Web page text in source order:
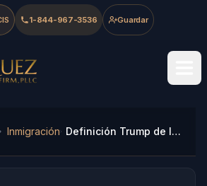
1-844-967-3536 Guardar
Home
Inmigración Definición Trump de lo Americano: Implicaciones para los Dreamers en 2026